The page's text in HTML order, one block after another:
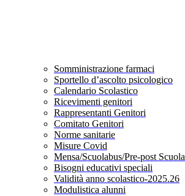
Somministrazione farmaci
Sportello d’ascolto psicologico
Calendario Scolastico
Ricevimenti genitori
Rappresentanti Genitori
Comitato Genitori
Norme sanitarie
Misure Covid
Mensa/Scuolabus/Pre-post Scuola
Bisogni educativi speciali
Validità anno scolastico-2025.26
Modulistica alunni